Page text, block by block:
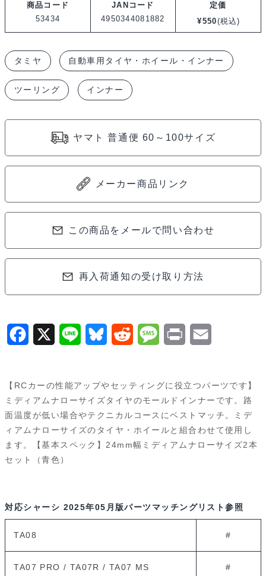
OP.434
モ
ル
ド
イ
ミ
ア
ナ
ロ
ソ
ト
（2
53434
個
商品コード
53434
JANコード
4950344081882
定価
¥550(税込)
タミヤ 自動車用タイヤ・ホイール・インナー
ツーリング インナー
ヤマト 普通便 60～100サイズ
メーカー商品リンク
この商品をメールで問い合わせ
再入荷通知の受け取り方法
e
b
o
X
e
B
e
s
k
R
d
i
t
M
s
a
g
P
n
t
i
l
【RCカーの性能アップやセッティングに役立つパーツです】
ミディアムナローサイズタイヤのモールドインナーです。路
面温度が低い場合やテクニカルコースにベストマッチ。ミデ
ィアムナローサイズのタイヤ・ホイールと組合わせて使用し
ます。【基本スペック】24mm幅ミディアムナローサイズ2本
セット（青色）
対応シャーシ 2025年05月版パーツマッチングリスト参照
TA08 #
TA07 PRO / TA07R / TA07 MS #